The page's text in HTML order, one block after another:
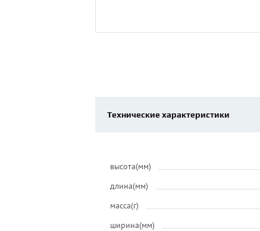
Технические характеристики
высота(мм)
длина(мм)
масса(г)
ширина(мм)